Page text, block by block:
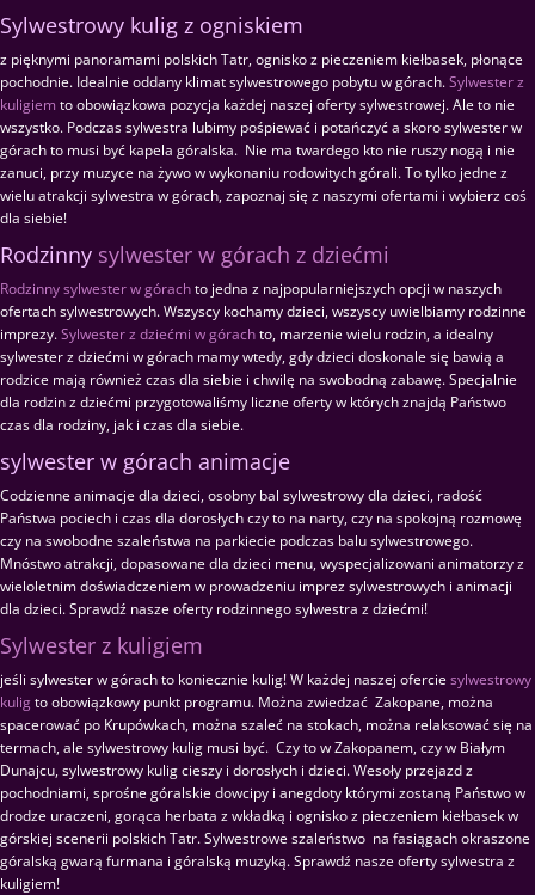
Sylwestrowy kulig z ogniskiem
z pięknymi panoramami polskich Tatr, ognisko z pieczeniem kiełbasek, płonące
pochodnie. Idealnie oddany klimat sylwestrowego pobytu w górach.Sylwester z
kuligiem to obowiązkowa pozycja każdej naszej oferty sylwestrowej. Ale to nie
wszystko. Podczas sylwestra lubimy pośpiewać i potańczyć a skoro sylwester w
górach to musi być kapela góralska. Nie ma twardego kto nie ruszy nogą i nie
zanuci, przy muzyce na żywo w wykonaniu rodowitych górali. To tylko jedne z
wielu atrakcji sylwestra w górach, zapoznaj się z naszymi ofertami i wybierz coś
dla siebie!
Rodzinny sylwester w górach z dziećmi
Rodzinny sylwester w górachto jedna z najpopularniejszych opcji w naszych
ofertach sylwestrowych. Wszyscy kochamy dzieci, wszyscy uwielbiamy rodzinne
imprezy.Sylwester z dziećmi w górachto, marzenie wielu rodzin, a idealny
sylwester z dziećmi w górach mamy wtedy, gdy dzieci doskonale się bawią a
rodzice mają również czas dla siebie i chwilę na swobodną zabawę. Specjalnie
dla rodzin z dziećmi przygotowaliśmy liczne oferty w których znajdą Państwo
czas dla rodziny, jak i czas dla siebie.
sylwester w górach animacje
Codzienne animacje dla dzieci, osobny bal sylwestrowy dla dzieci, radość
Państwa pociech i czas dla dorosłych czy to na narty, czy na spokojną rozmowę
czy na swobodne szaleństwa na parkiecie podczas balu sylwestrowego.
Mnóstwo atrakcji, dopasowane dla dzieci menu, wyspecjalizowani animatorzy z
wieloletnim doświadczeniem w prowadzeniu imprez sylwestrowych i animacji
dla dzieci. Sprawdź nasze oferty rodzinnego sylwestra z dziećmi!
Sylwester z kuligiem
jeśli sylwester w górach to koniecznie kulig! W każdej naszej ofercie sylwestrowy
kuligto obowiązkowy punkt programu. Można zwiedzać Zakopane, można
spacerować po Krupówkach, można szaleć na stokach, można relaksować się na
termach, ale sylwestrowy kulig musi być. Czy to w Zakopanem, czy w Białym
Dunajcu, sylwestrowy kulig cieszy i dorosłych i dzieci. Wesoły przejazd z
pochodniami, sprośne góralskie dowcipy i anegdoty którymi zostaną Państwo w
drodze uraczeni, gorąca herbata z wkładką i ognisko z pieczeniem kiełbasek w
górskiej scenerii polskich Tatr. Sylwestrowe szaleństwo na fasiągach okraszone
góralską gwarą furmana i góralską muzyką. Sprawdź nasze oferty sylwestra z
kuligiem!